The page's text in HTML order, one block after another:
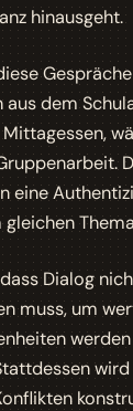
hinausgeht.
dem
eine
Dialog
muss, um